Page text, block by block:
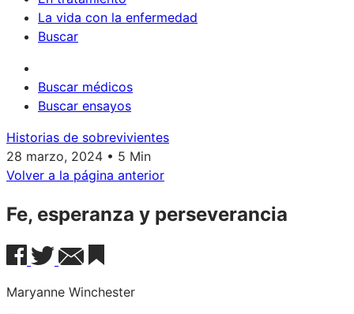
La vida con la enfermedad
Buscar
Buscar médicos
Buscar ensayos
Historias de sobrevivientes
28 marzo, 2024 • 5 Min
Volver a la página anterior
Fe, esperanza y perseverancia
Maryanne Winchester